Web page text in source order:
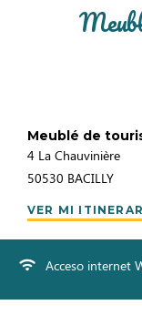
Meublé de
4 La Chauvinière
50530 BACILLY
VER MI
Acceso internet